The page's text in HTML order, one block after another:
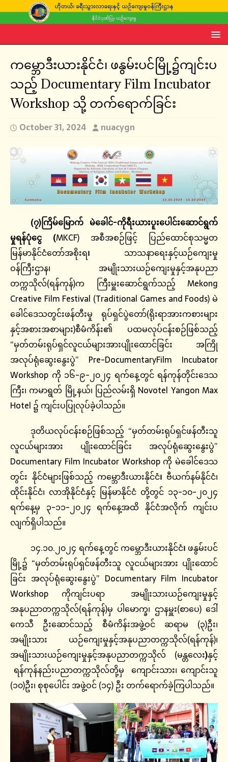
ကမ္ဘောဒီးယားနိုင်ငံ၊ ဖနွမ်းပင်မြို့၌ကျင်းပ
သည့် Documentary Film Incubator
Workshop သို့ တက်ရောက်ခြင်း
October 31, 2024 nuacygn
(၇)ကြိမ်မြောက် မဲခေါင်-ကိုရီးယားပူးပေါင်းဆောင်ရွက်
မှုရန်ပုံငွေ (MKCF) အစီအစဉ်ဖြင့် ပြည်ထောင်စုသမ္မတ
မြန်မာနိုင်ငံတော်အစိုးရ၊ သာသနာရေးနှင့်ယဉ်ကျေးမှု
ဝန်ကြီးဌာန၊ အမျိုးသားယဉ်ကျေးမှုနှင့်အနုပညာ
တက္ကသိုလ်(ရန်ကုန်)က
ကြီးမှူးဆောင်ရွက်သည့်
Mekong
Creative Film Festival (Traditional Games and Foods) မဲ
ခေါင်ဒေသတွင်းဖန်တီးမှု ရုပ်ရှင်ပွဲတော်(ရိုးရာအားကစားများ
နှင့်အစားအစာများ)စီမံကိန်း၏ ပထမလုပ်ငန်းစဉ်ဖြစ်သည့်
“မှတ်တမ်းရုပ်ရှင်လူငယ်များအားပျိုးထောင်ခြင်း အကြို
အလုပ်ရုံဆွေးနွေးပွဲ” Pre-DocumentaryFilm Incubator
Workshop ကို ၁၆-၉-၂၀၂၄ ရက်နေ့တွင် ရန်ကုန်တိုင်းဒေသ
ကြီး၊ ကမာရွတ် မြို့နယ်၊ ပြည်လမ်းရှိ Novotel Yangon Max
Hotel ၌ ကျင်းပပြုလုပ်ခဲ့ပါသည်။
ဒုတိယလုပ်ငန်းစဉ်ဖြစ်သည့် “မှတ်တမ်းရုပ်ရှင်ဖန်တီးသူ
လူငယ်များအား ပျိုးထောင်ခြင်း အလုပ်ရုံဆွေးနွေးပွဲ”
Documentary Film Incubator Workshop ကို မဲခေါင်ဒေသ
တွင်း နိုင်ငံများဖြစ်သည့် ကမ္ဘောဒီးယားနိုင်ငံ၊ ဗီယက်နမ်နိုင်ငံ၊
ထိုင်းနိုင်ငံ၊ လာအိုနိုင်ငံနှင့် မြန်မာနိုင်ငံ တို့တွင် ၁၃-၁၀-၂၀၂၄
ရက်နေ့မှ ၃-၁၁-၂၀၂၄ ရက်နေ့အထိ နိုင်ငံအလိုက် ကျင်းပ
လျက်ရှိပါသည်။
၁၄.၁၀.၂၀၂၄ ရက်နေ့တွင် ကမ္ဘောဒီးယားနိုင်ငံ၊ ဖနွမ်းပင်
မြို့၌ “မှတ်တမ်းရုပ်ရှင်ဖန်တီးသူ လူငယ်များအား ပျိုးထောင်
ခြင်း အလုပ်ရုံဆွေးနွေးပွဲ” Documentary Film Incubator
Workshop ကိုကျင်းပရာ
အမျိုးသားယဉ်ကျေးမှုနှင့်
အနုပညာတက္ကသိုလ်(ရန်ကုန်)မှ ပါမောက္ခ၊ ဌာနမှူး(စာပေ) ဒေါ်
ကေသီ ဦးဆောင်သည့် စီမံကိန်းအဖွဲ့ဝင် ဆရာမ (၃)ဦး၊
အမျိုးသား ယဉ်ကျေးမှုနှင့်အနုပညာတက္ကသိုလ်(ရန်ကုန်)၊
အမျိုးသားယဉ်ကျေးမှုနှင့်အနုပညာတက္ကသိုလ် (မန္တလေး)နှင့်
ရန်ကုန်နည်းပညာတက္ကသိုလ်တို့မှ ကျောင်းသား၊ ကျောင်းသူ
(၁၀)ဦး၊ စုစုပေါင်း အဖွဲ့ဝင် (၁၄) ဦး တက်ရောက်ခဲ့ကြပါသည်။